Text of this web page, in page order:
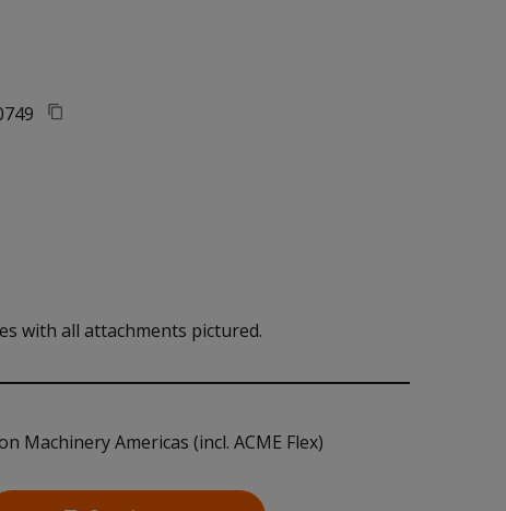
with all attachments pictured.
Machinery Americas (incl. ACME Flex)